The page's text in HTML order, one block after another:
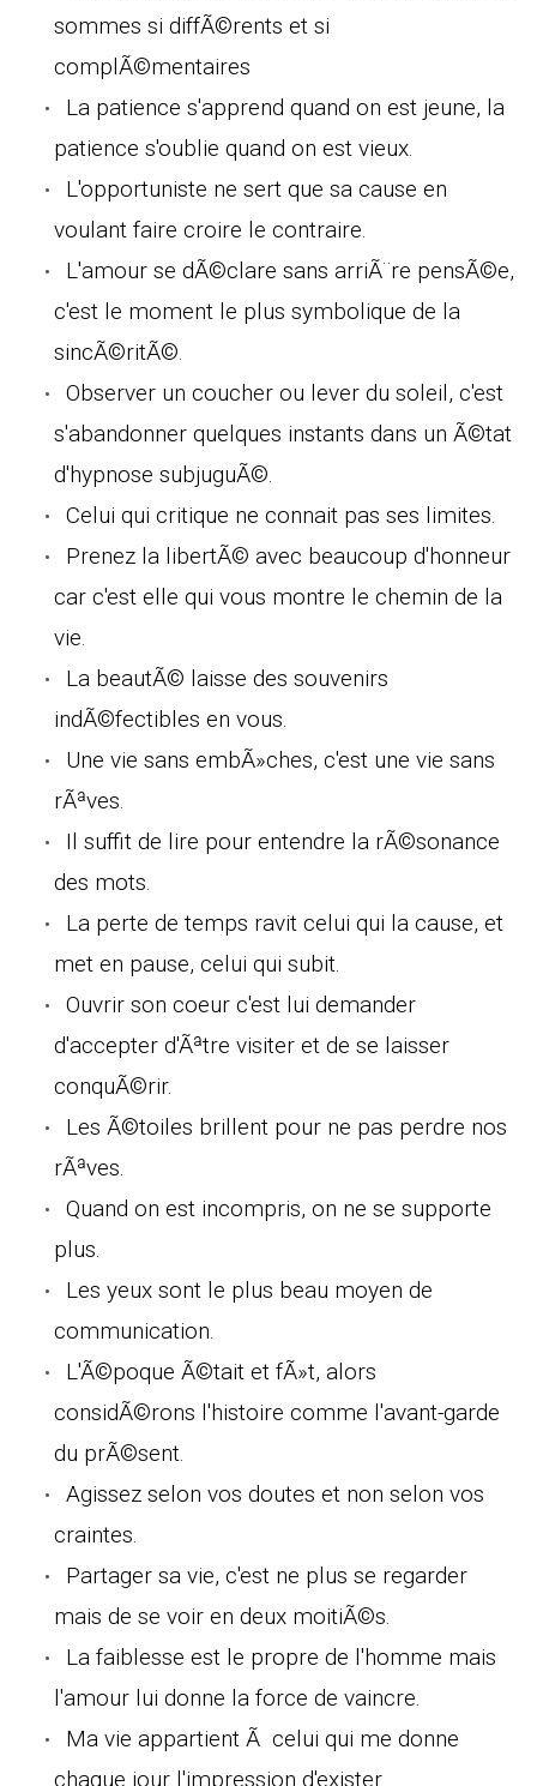
sommes si diffÃ©rents et si
complÃ©mentaires
La patience s'apprend quand on est jeune, la
patience s'oublie quand on est vieux.
L'opportuniste ne sert que sa cause en
voulant faire croire le contraire.
L'amour se dÃ©clare sans arriÃ¨re pensÃ©e,
c'est le moment le plus symbolique de la
sincÃ©ritÃ©.
Observer un coucher ou lever du soleil, c'est
s'abandonner quelques instants dans un Ã©tat
d'hypnose subjuguÃ©.
Celui qui critique ne connait pas ses limites.
Prenez la libertÃ© avec beaucoup d'honneur
car c'est elle qui vous montre le chemin de la
vie.
La beautÃ© laisse des souvenirs
indÃ©fectibles en vous.
Une vie sans embÃ»ches, c'est une vie sans
rÃªves.
Il suffit de lire pour entendre la rÃ©sonance
des mots.
La perte de temps ravit celui qui la cause, et
met en pause, celui qui subit.
Ouvrir son coeur c'est lui demander
d'accepter d'Ãªtre visiter et de se laisser
conquÃ©rir.
Les Ã©toiles brillent pour ne pas perdre nos
rÃªves.
Quand on est incompris, on ne se supporte
plus.
Les yeux sont le plus beau moyen de
communication.
L'Ã©poque Ã©tait et fÃ»t, alors
considÃ©rons l'histoire comme l'avant-garde
du prÃ©sent.
Agissez selon vos doutes et non selon vos
craintes.
Partager sa vie, c'est ne plus se regarder
mais de se voir en deux moitiÃ©s.
La faiblesse est le propre de l'homme mais
l'amour lui donne la force de vaincre.
Ma vie appartient Ã celui qui me donne
chaque jour l'impression d'exister.